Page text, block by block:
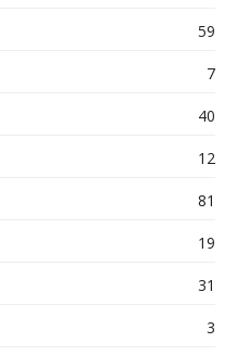
59
7
40
12
81
19
31
3